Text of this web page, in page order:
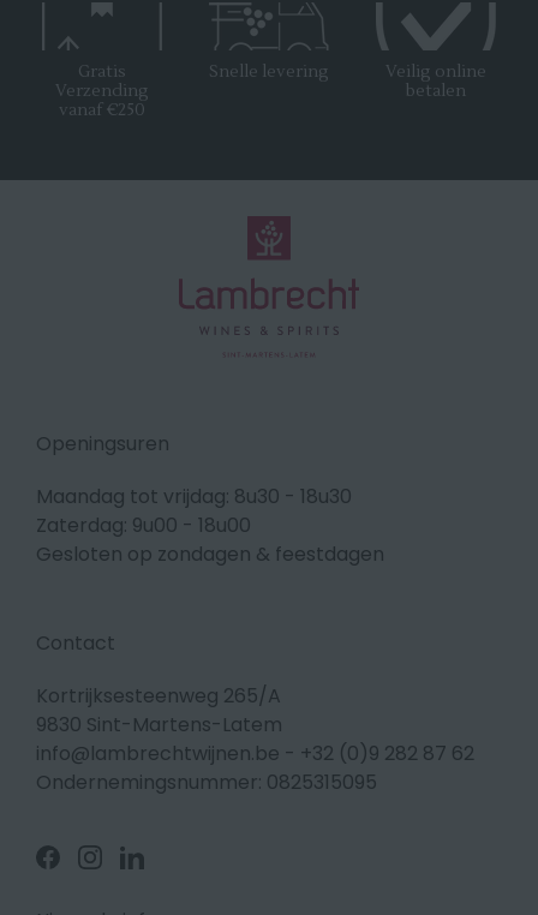
Gratis
Verzending
vanaf €250
Snelle levering
Veilig online
betalen
Openingsuren
Maandag tot vrijdag: 8u30 - 18u30
Zaterdag: 9u00 - 18u00
Gesloten op zondagen & feestdagen
Contact
Kortrijksesteenweg 265/A
9830 Sint-Martens-Latem
info@lambrechtwijnen.be - +32 (0)9 282 87 62
Ondernemingsnummer: 0825315095
Volg
ons
Volg
ons
Volg
ons